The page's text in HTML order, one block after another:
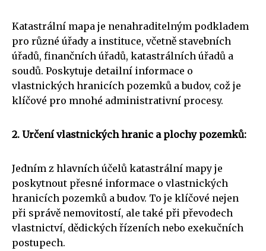
Katastrální mapa je nenahraditelným podkladem
pro různé úřady a instituce, včetně stavebních
úřadů, finančních úřadů, katastrálních úřadů a
soudů. Poskytuje detailní informace o
vlastnických hranicích pozemků a budov, což je
klíčové pro mnohé administrativní procesy.
2. Určení vlastnických hranic a plochy pozemků:
Jedním z hlavních účelů katastrální mapy je
poskytnout přesné informace o vlastnických
hranicích pozemků a budov. To je klíčové nejen
při správě nemovitostí, ale také při převodech
vlastnictví, dědických řízeních nebo exekučních
postupech.